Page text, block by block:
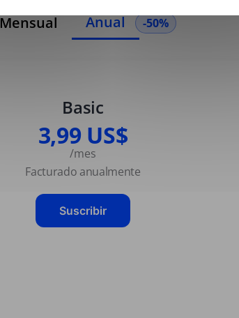
Mensual Anual -50%
Basic
3,99 US$
/mes
Facturado anualmente
Suscribir